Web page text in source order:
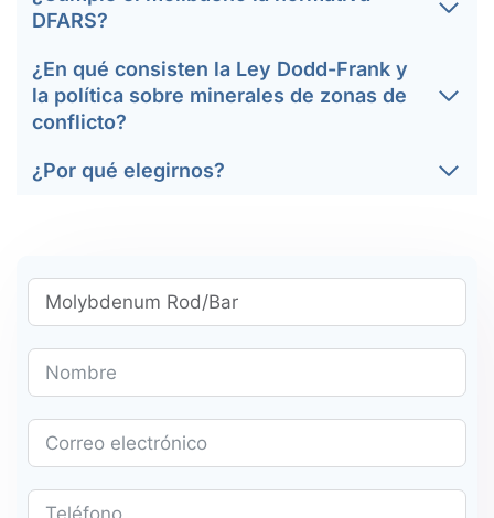
DFARS?
¿En qué consisten la Ley Dodd-Frank y
la política sobre minerales de zonas de
conflicto?
¿Por qué elegirnos?